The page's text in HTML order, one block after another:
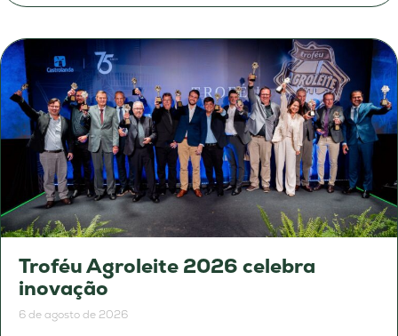
Troféu Agroleite 2026 celebra
inovação
6 de agosto de 2026